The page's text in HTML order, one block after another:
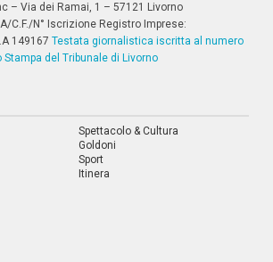
– Via dei Ramai, 1 – 57121 Livorno
C.F./N° Iscrizione Registro Imprese:
149167 Testata giornalistica iscritta al numero
del Tribunale di Livorno
Spettacolo & Cultura
Goldoni
Sport
Itinera